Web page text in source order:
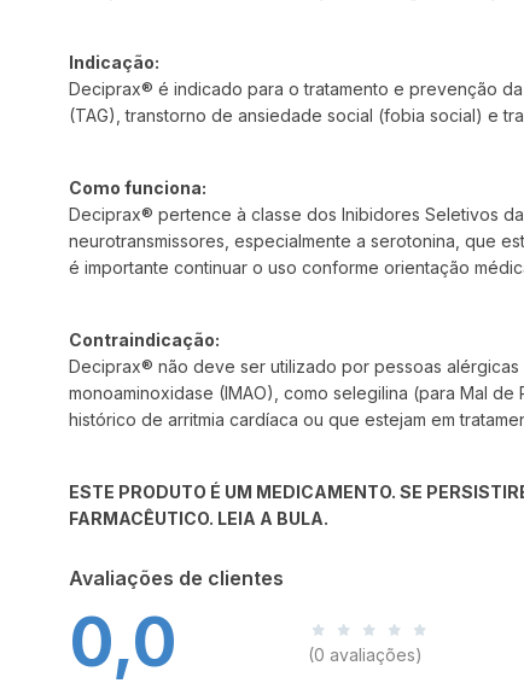
Indicação:
Deciprax® é indicado para o tratamento e prevenção
(TAG), transtorno de ansiedade social (fobia social) e
Como funciona:
Deciprax® pertence à classe dos Inibidores Seletivos
neurotransmissores, especialmente a serotonina, que
é importante continuar o uso conforme orientação
Contraindicação:
Deciprax® não deve ser utilizado por pessoas
monoaminoxidase (IMAO), como selegilina (para Mal
histórico de arritmia cardíaca ou que estejam em
ESTE PRODUTO É UM MEDICAMENTO. SE
FARMACÊUTICO. LEIA A BULA.
Avaliações de clientes
0,0 (0 avaliações)